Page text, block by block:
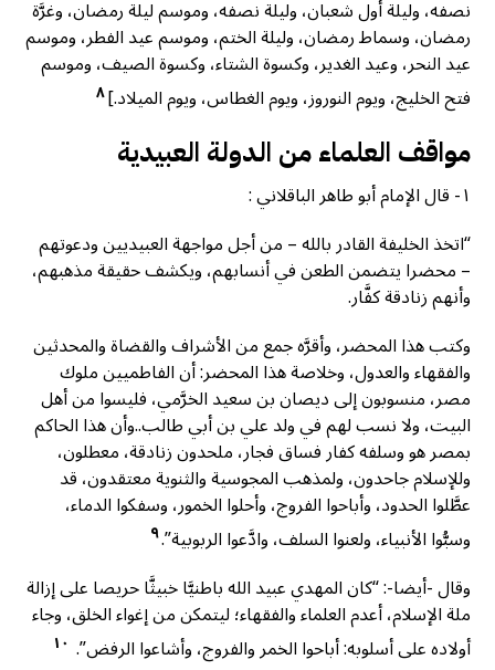
نصفه، وليلة أول شعبان، وليلة نصفه، وموسم ليلة رمضان، وغرَّة
رمضان، وسماط رمضان، وليلة الختم، وموسم عيد الفطر، وموسم
عيد النحر، وعيد الغدير، وكسوة الشتاء، وكسوة الصيف، وموسم
فتح الخليج، ويوم النوروز، ويوم الغطاس، ويوم الميلاد.]٨
مواقف العلماء من الدولة العبيدية
١- قال الإمام أبو طاهر الباقلاني :
“اتخذ الخليفة القادر بالله – من أجل مواجهة العبيديين ودعوتهم
– محضرا يتضمن الطعن في أنسابهم، ويكشف حقيقة مذهبهم،
وأنهم زنادقة كفَّار.
وكتب هذا المحضر، وأقرَّه جمع من الأشراف والقضاة والمحدثين
والفقهاء والعدول، وخلاصة هذا المحضر: أن الفاطميين ملوك
مصر، منسوبون إلى ديصان بن سعيد الخرَّمي، فليسوا من أهل
البيت، ولا نسب لهم في ولد علي بن أبي طالب..وأن هذا الحاكم
بمصر هو وسلفه كفار فساق فجار، ملحدون زنادقة، معطلون،
وللإسلام جاحدون، ولمذهب المجوسية والثنوية معتقدون، قد
عطَّلوا الحدود، وأباحوا الفروج، وأحلوا الخمور، وسفكوا الدماء،
وسبُّوا الأنبياء، ولعنوا السلف، وادَّعوا الربوبية”.٩
وقال -أيضا-: “كان المهدي عبيد الله باطنيَّا خبيثَّا حريصا على إزالة
ملة الإسلام، أعدم العلماء والفقهاء؛ ليتمكن من إغواء الخلق، وجاء
أولاده على أسلوبه: أباحوا الخمر والفروج، وأشاعوا الرفض”. ١٠